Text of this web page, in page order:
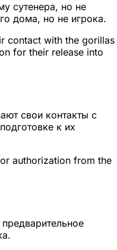
сутенера, но не
дома, но не игрока.
contact with the gorillas
for their release into
свои контакты с
к их
authorization from the